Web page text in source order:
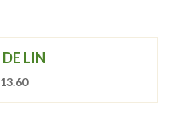
LIN
13.60